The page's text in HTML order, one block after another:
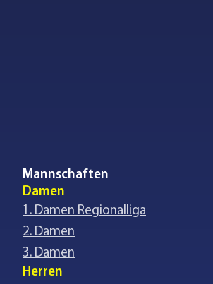
Mannschaften
Damen
1. Damen Regionalliga
2. Damen
3. Damen
Herren